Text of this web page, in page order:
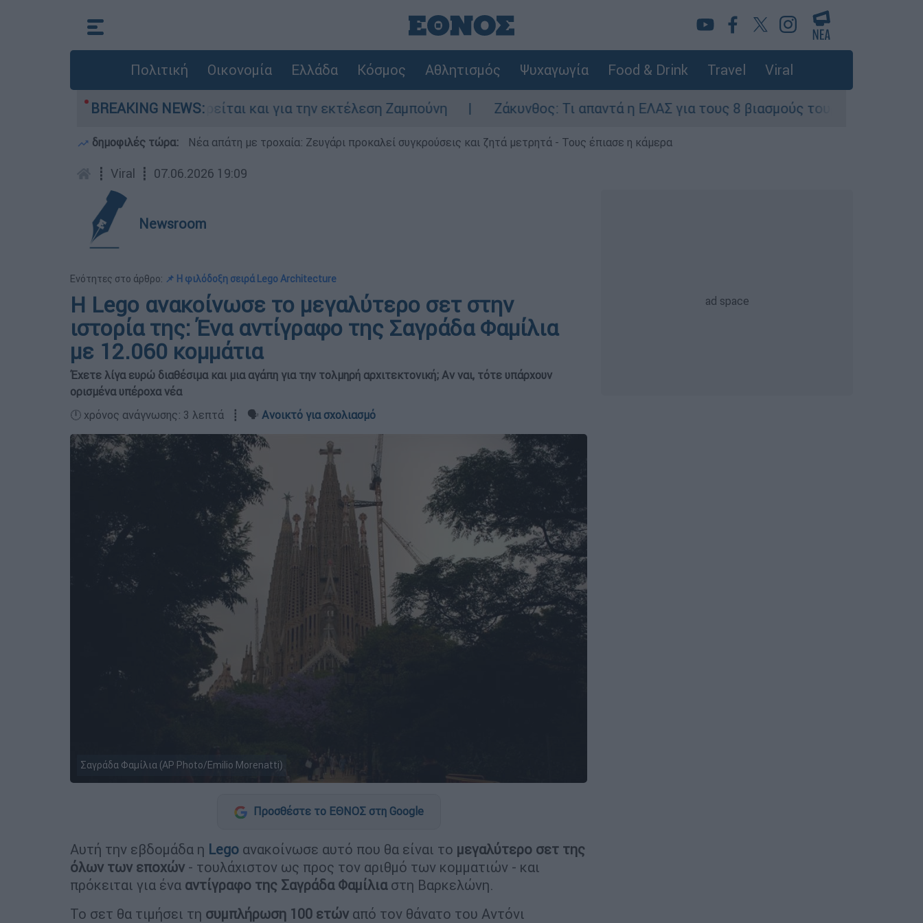
Πολιτική Οικονομία Ελλάδα Κόσμος Αθλητισμός Ψυχαγωγία Food & Drink Travel Viral
BREAKING NEWS:
Ελλάδα - Κατηγορείται και για την εκτέλεση Ζαμπούνη Ζάκυνθος: Τι απαντά η ΕΛΑΣ για τους 8 βιασμούς τουριστριών - «Μόνο 3
δημοφιλές τώρα: Νέα απάτη με τροχαία: Ζευγάρι προκαλεί συγκρούσεις και ζητά μετρητά - Τους έπιασε η κάμερα
┋ Viral ┋ 07.06.2026 19:09
Newsroom
Ενότητες στο άρθρο: 📌 Η φιλόδοξη σειρά Lego Architecture
Η Lego ανακοίνωσε το μεγαλύτερο σετ στην
ιστορία της: Ένα αντίγραφο της Σαγράδα Φαμίλια
με 12.060 κομμάτια
Έχετε λίγα ευρώ διαθέσιμα και μια αγάπη για την τολμηρή αρχιτεκτονική; Αν ναι, τότε υπάρχουν
ορισμένα υπέροχα νέα
🕛 χρόνος ανάγνωσης: 3 λεπτά ┋ 🗣️ Ανοικτό για σχολιασμό
Σαγράδα Φαμίλια (AP Photo/Emilio Morenatti)
Προσθέστε το ΕΘΝΟΣ στη Google
Αυτή την εβδομάδα η Lego ανακοίνωσε αυτό που θα είναι το μεγαλύτερο σετ της
όλων των εποχών - τουλάχιστον ως προς τον αριθμό των κομματιών - και
πρόκειται για ένα αντίγραφο της Σαγράδα Φαμίλιαστη Βαρκελώνη.
Το σετ θα τιμήσει τη συμπλήρωση 100 ετών από τον θάνατο του Αντόνι